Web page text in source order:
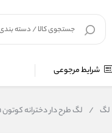
شرایط مرجوعی
لگ / لگ طرح دار دخترانه کوتون Koton کد 5WKG40049AK